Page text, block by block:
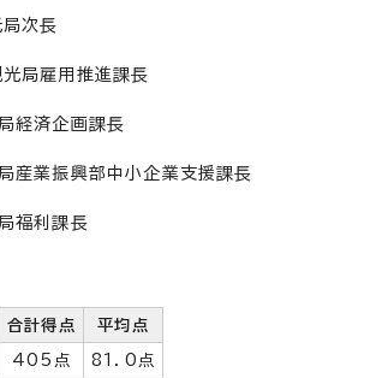
次長
局雇用推進課長
経済企画課長
業振興部中小企業支援課長
福利課長
合計得点 平均点
405点 81．0点